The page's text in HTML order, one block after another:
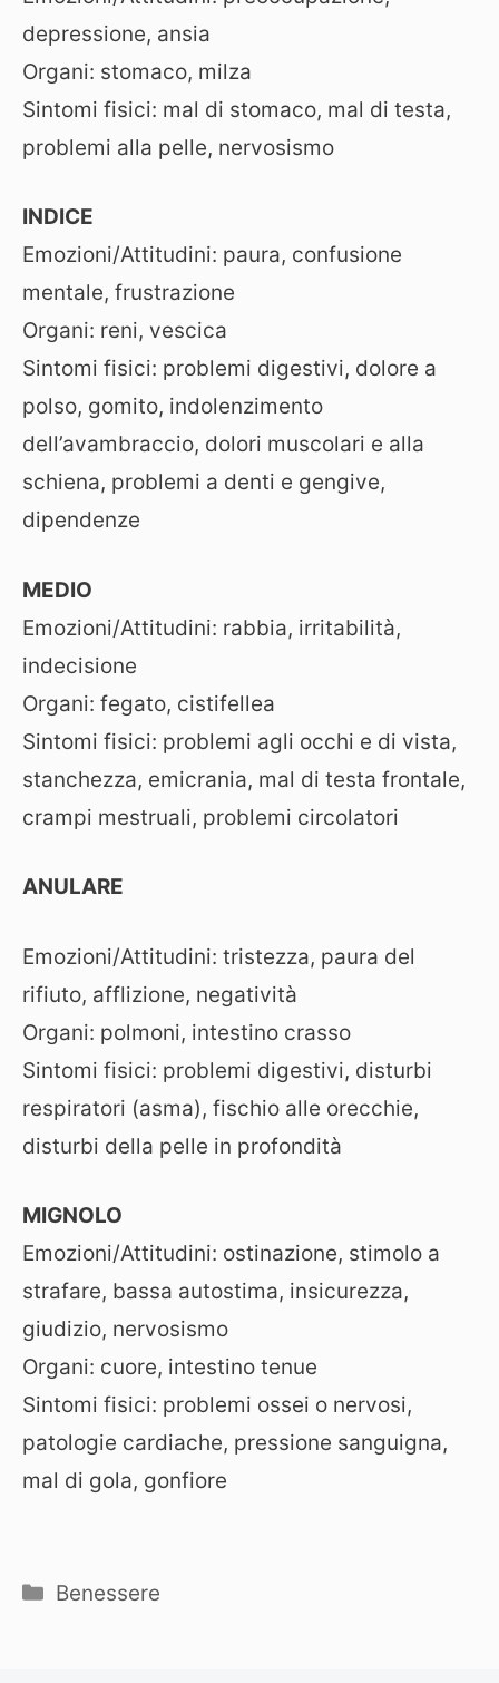
depressione, ansia
Organi: stomaco, milza
Sintomi fisici: mal di stomaco, mal di testa,
problemi alla pelle, nervosismo
INDICE
Emozioni/Attitudini: paura, confusione
mentale, frustrazione
Organi: reni, vescica
Sintomi fisici: problemi digestivi, dolore a
polso, gomito, indolenzimento
dell’avambraccio, dolori muscolari e alla
schiena, problemi a denti e gengive,
dipendenze
MEDIO
Emozioni/Attitudini: rabbia, irritabilità,
indecisione
Organi: fegato, cistifellea
Sintomi fisici: problemi agli occhi e di vista,
stanchezza, emicrania, mal di testa frontale,
crampi mestruali, problemi circolatori
ANULARE
Emozioni/Attitudini: tristezza, paura del
rifiuto, afflizione, negatività
Organi: polmoni, intestino crasso
Sintomi fisici: problemi digestivi, disturbi
respiratori (asma), fischio alle orecchie,
disturbi della pelle in profondità
MIGNOLO
Emozioni/Attitudini: ostinazione, stimolo a
strafare, bassa autostima, insicurezza,
giudizio, nervosismo
Organi: cuore, intestino tenue
Sintomi fisici: problemi ossei o nervosi,
patologie cardiache, pressione sanguigna,
mal di gola, gonfiore
Categorie
Benessere